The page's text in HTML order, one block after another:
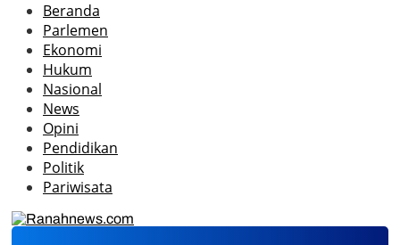
Beranda
Parlemen
Ekonomi
Hukum
Nasional
News
Opini
Pendidikan
Politik
Pariwisata